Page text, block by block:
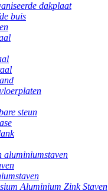
dakplaat
buis
steun
aluminiumstaven
Aluminium Zink Staven